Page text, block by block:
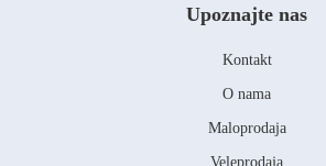
Upoznajte nas
Kontakt
O nama
Maloprodaja
Veleprodaja